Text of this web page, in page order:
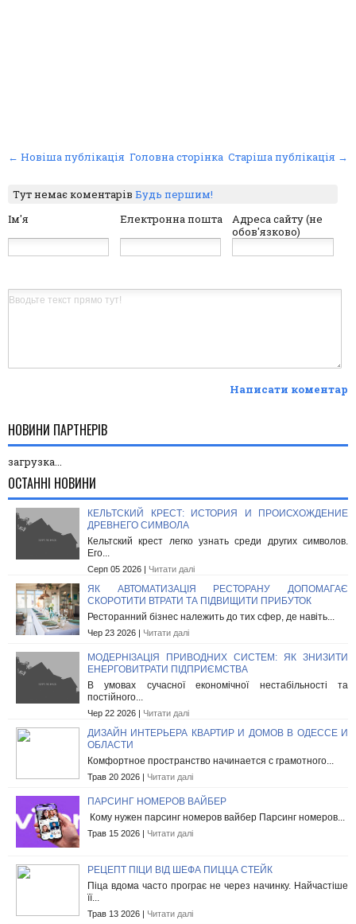
← Новіша публікація Старіша публікація →
Головна сторінка
Тут немає коментарівБудь першим!
Ім'я
Електронна пошта
Адреса сайту (не
обов'язково)
Написати коментар
НОВИНИ ПАРТНЕРІВ
загрузка...
ОСТАННІ НОВИНИ
КЕЛЬТСКИЙ КРЕСТ: ИСТОРИЯ И ПРОИСХОЖДЕНИЕ
ДРЕВНЕГО СИМВОЛА
Кельтский крест легко узнать среди других символов.
Его...
Серп 05 2026 | Читати далі
ЯК АВТОМАТИЗАЦІЯ РЕСТОРАНУ ДОПОМАГАЄ
СКОРОТИТИ ВТРАТИ ТА ПІДВИЩИТИ ПРИБУТОК
Ресторанний бізнес належить до тих сфер, де навіть...
Чер 23 2026 | Читати далі
МОДЕРНІЗАЦІЯ ПРИВОДНИХ СИСТЕМ: ЯК ЗНИЗИТИ
ЕНЕРГОВИТРАТИ ПІДПРИЄМСТВА
В умовах сучасної економічної нестабільності та
постійного...
Чер 22 2026 | Читати далі
ДИЗАЙН ИНТЕРЬЕРА КВАРТИР И ДОМОВ В ОДЕССЕ И
ОБЛАСТИ
Комфортное пространство начинается с грамотного...
Трав 20 2026 | Читати далі
ПАРСИНГ НОМЕРОВ ВАЙБЕР
Кому нужен парсинг номеров вайбер Парсинг номеров...
Трав 15 2026 | Читати далі
РЕЦЕПТ ПІЦИ ВІД ШЕФА ПИЦЦА СТЕЙК
Піца вдома часто програє не через начинку. Найчастіше
її...
Трав 13 2026 | Читати далі